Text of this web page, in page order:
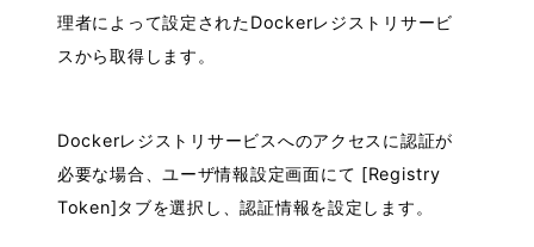
理者によって設定されたDockerレジストリサービ
スから取得します。
Dockerレジストリサービスへのアクセスに認証が
必要な場合、ユーザ情報設定画面にて [Registry
Token]タブを選択し、認証情報を設定します。